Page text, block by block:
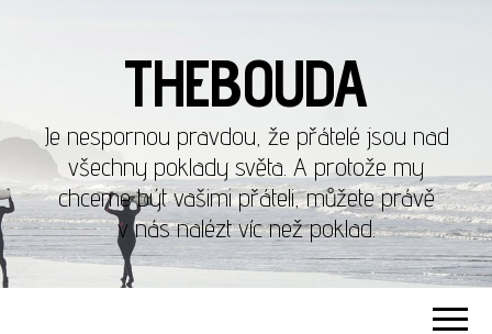
THEBOUDA
Je nespornou pravdou, že přátelé jsou nad
všechny poklady světa. A protože my
chceme být vašimi přáteli, můžete právě
v nás nalézt víc než poklad.